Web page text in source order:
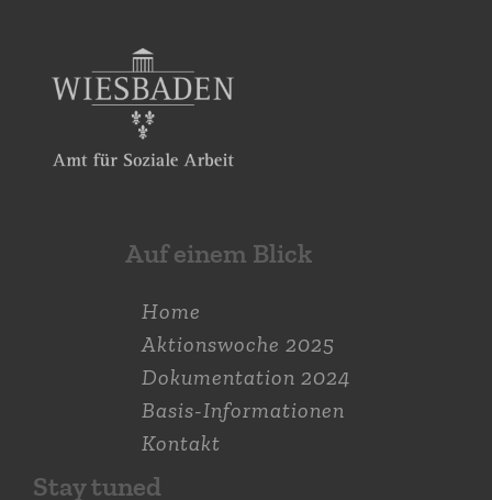
Auf einem Blick
Home
Aktions­woche 2025
Dokumen­tation 2024
Basis-Informationen
Kontakt
Stay tuned